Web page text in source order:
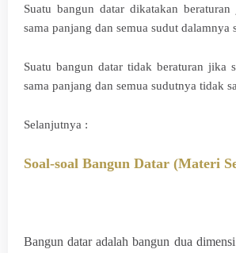
Suatu bangun datar dikatakan
sama panjang dan semua sudut dalamnya
Suatu bangun datar tidak beraturan jika
sama panjang dan semua sudutnya tidak
Selanjutnya :
Soal-soal Bangun Datar (Materi
Bangun datar adalah bangun dua